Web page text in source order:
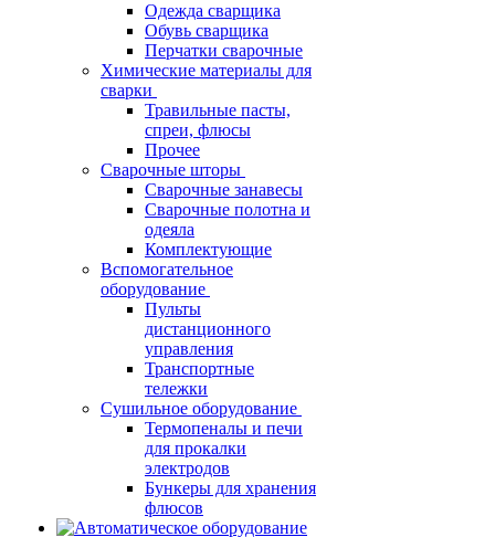
Одежда сварщика
Обувь сварщика
Перчатки сварочные
Химические материалы для
сварки
Травильные пасты,
спреи, флюсы
Прочее
Сварочные шторы
Сварочные занавесы
Сварочные полотна и
одеяла
Комплектующие
Вспомогательное
оборудование
Пульты
дистанционного
управления
Транспортные
тележки
Сушильное оборудование
Термопеналы и печи
для прокалки
электродов
Бункеры для хранения
флюсов